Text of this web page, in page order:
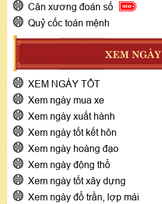
Cân xương đoán số
Quỷ cốc toán mệnh
XEM NGÀY
XEM NGÀY TỐT
Xem ngày mua xe
Xem ngày xuất hành
Xem ngày tốt kết hôn
Xem ngày hoàng đạo
Xem ngày động thổ
Xem ngày tốt xây dựng
Xem ngày đổ trần, lợp mái